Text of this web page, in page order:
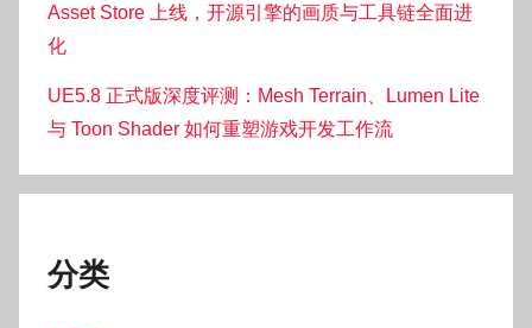
Asset Store 上线，开源引擎的画质与工具链全面进
化
UE5.8 正式版深度评测：Mesh Terrain、Lumen Lite
与 Toon Shader 如何重塑游戏开发工作流
分类